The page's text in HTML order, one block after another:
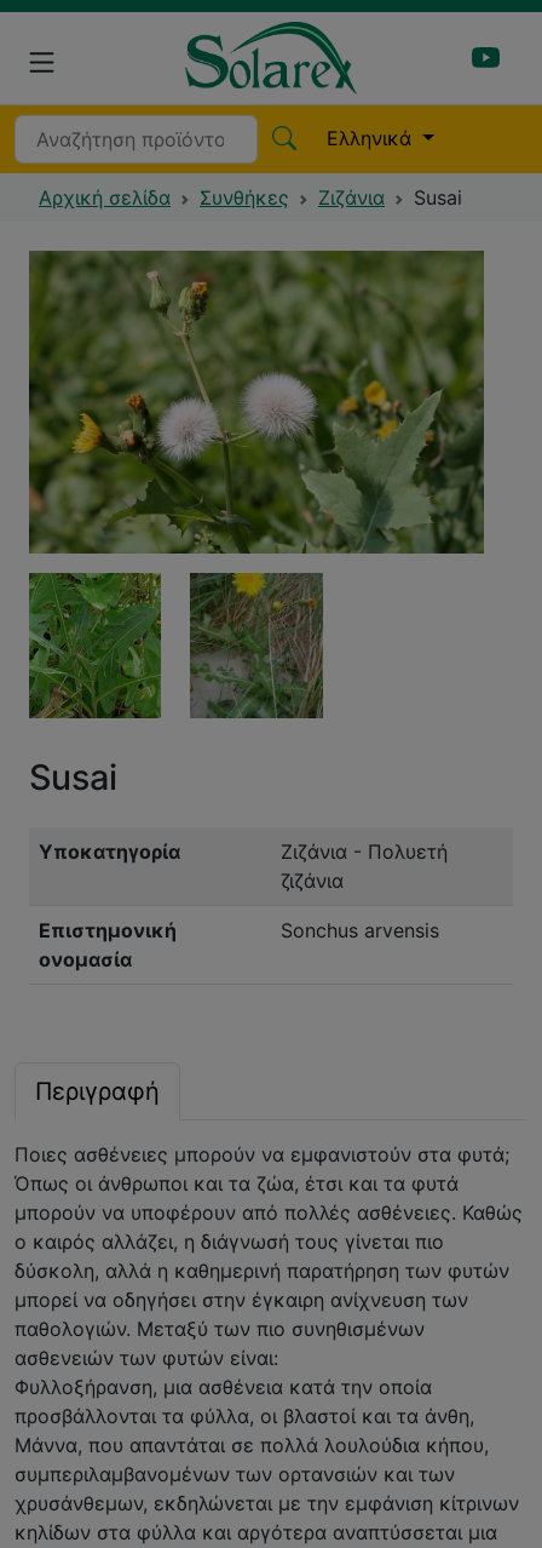
Ελληνικά
Αρχική σελίδα Συνθήκες Ζιζάνια Susai
Susai
Υποκατηγορία
Ζιζάνια - Πολυετή
ζιζάνια
Επιστημονική
ονομασία
Sonchus arvensis
Περιγραφή
Ποιες ασθένειες μπορούν να εμφανιστούν στα φυτά;
Όπως οι άνθρωποι και τα ζώα, έτσι και τα φυτά
μπορούν να υποφέρουν από πολλές ασθένειες. Καθώς
ο καιρός αλλάζει, η διάγνωσή τους γίνεται πιο
δύσκολη, αλλά η καθημερινή παρατήρηση των φυτών
μπορεί να οδηγήσει στην έγκαιρη ανίχνευση των
παθολογιών. Μεταξύ των πιο συνηθισμένων
ασθενειών των φυτών είναι:
Φυλλοξήρανση, μια ασθένεια κατά την οποία
προσβάλλονται τα φύλλα, οι βλαστοί και τα άνθη,
Μάννα, που απαντάται σε πολλά λουλούδια κήπου,
συμπεριλαμβανομένων των ορτανσιών και των
χρυσάνθεμων, εκδηλώνεται με την εμφάνιση κίτρινων
κηλίδων στα φύλλα και αργότερα αναπτύσσεται μια